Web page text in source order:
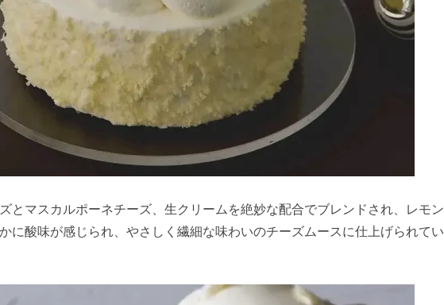
とマスカルポーネチーズ、生クリームを絶妙な配合でブレンドされ、レモン
に酸味が感じられ、やさしく繊細な味わいのチーズムースに仕上げられてい